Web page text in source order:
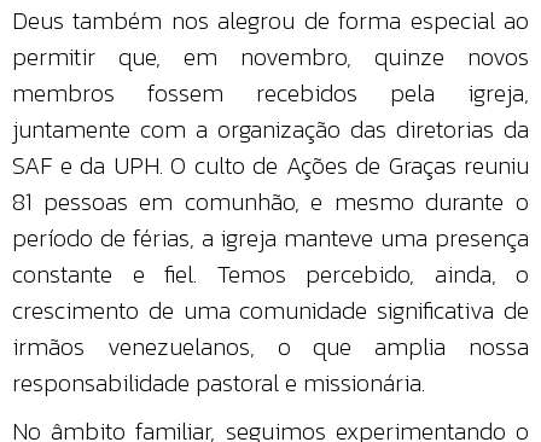
Deus também nos alegrou de forma especial ao
permitir que, em novembro, quinze novos
membros fossem recebidos pela igreja,
juntamente com a organização das diretorias da
SAF e da UPH. O culto de Ações de Graças reuniu
81 pessoas em comunhão, e mesmo durante o
período de férias, a igreja manteve uma presença
constante e fiel. Temos percebido, ainda, o
crescimento de uma comunidade significativa de
irmãos venezuelanos, o que amplia nossa
responsabilidade pastoral e missionária.
No âmbito familiar, seguimos experimentando o